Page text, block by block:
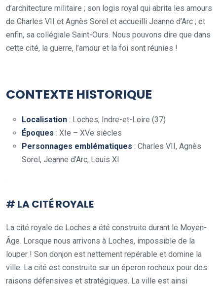
d’architecture militaire ; son logis royal qui abrita les amours
de Charles VII et Agnès Sorel et accueilli Jeanne d’Arc ; et
enfin, sa collégiale Saint-Ours. Nous pouvons dire que dans
cette cité, la guerre, l’amour et la foi sont réunies !
CONTEXTE HISTORIQUE
Localisation : Loches, Indre-et-Loire (37)
Époques : XIe – XVe siècles
Personnages emblématiques : Charles VII, Agnès
Sorel, Jeanne d’Arc, Louis XI
# LA CITÉ ROYALE
La cité royale de Loches a été construite durant le Moyen-
Âge. Lorsque nous arrivons à Loches, impossible de la
louper ! Son donjon est nettement repérable et domine la
ville. La cité est construite sur un éperon rocheux pour des
raisons défensives et stratégiques. La ville est ainsi